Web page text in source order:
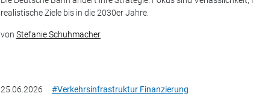
realistische Ziele bis in die 2030er Jahre.
von Stefanie Schuhmacher
25.06.2026 #Verkehrsinfrastruktur Finanzierung